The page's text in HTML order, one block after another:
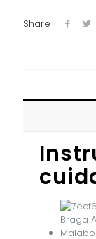
Share